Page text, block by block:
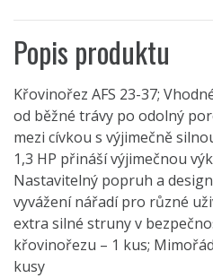
Popis produktu
Křovinořez AFS 23-37;
od běžné trávy po odolný
mezi cívkou s výjimečně
1,3 HP přináší výjimečnou
Nastavitelný popruh a
vyvážení nářadí pro různé
extra silné struny v
křovinořezu – 1 kus;
kusy